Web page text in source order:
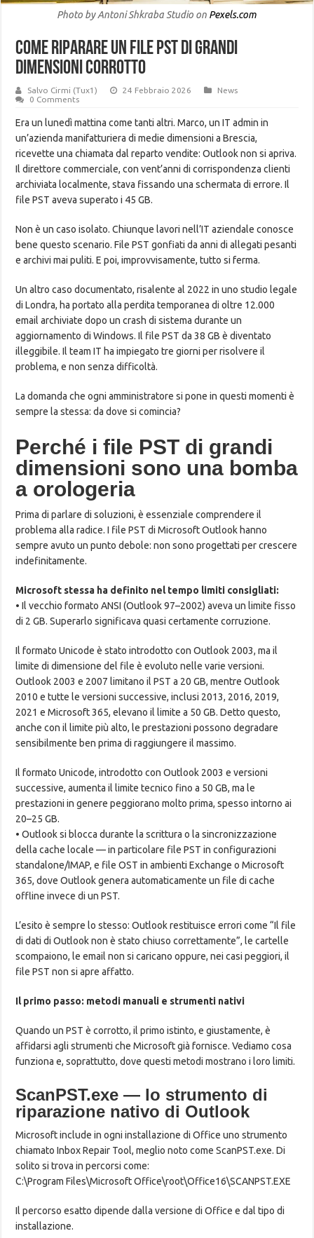
Photo by Antoni Shkraba Studio on Pexels.com
Come riparare un file PST di grandi
dimensioni corrotto
Salvo Cirmi (Tux1) 24 Febbraio 2026
News
0 Comments
Era un lunedì mattina come tanti altri. Marco, un IT admin in
un’azienda manifatturiera di medie dimensioni a Brescia,
ricevette una chiamata dal reparto vendite: Outlook non si apriva.
Il direttore commerciale, con vent’anni di corrispondenza clienti
archiviata localmente, stava fissando una schermata di errore. Il
file PST aveva superato i 45 GB.
Non è un caso isolato. Chiunque lavori nell’IT aziendale conosce
bene questo scenario. File PST gonfiati da anni di allegati pesanti
e archivi mai puliti. E poi, improvvisamente, tutto si ferma.
Un altro caso documentato, risalente al 2022 in uno studio legale
di Londra, ha portato alla perdita temporanea di oltre 12.000
email archiviate dopo un crash di sistema durante un
aggiornamento di Windows. Il file PST da 38 GB è diventato
illeggibile. Il team IT ha impiegato tre giorni per risolvere il
problema, e non senza difficoltà.
La domanda che ogni amministratore si pone in questi momenti è
sempre la stessa: da dove si comincia?
Perché i file PST di grandi
dimensioni sono una bomba
a orologeria
Prima di parlare di soluzioni, è essenziale comprendere il
problema alla radice. I file PST di Microsoft Outlook hanno
sempre avuto un punto debole: non sono progettati per crescere
indefinitamente.
Microsoft stessa ha definito nel tempo limiti consigliati:
• Il vecchio formato ANSI (Outlook 97–2002) aveva un limite fisso
di 2 GB. Superarlo significava quasi certamente corruzione.
Il formato Unicode è stato introdotto con Outlook 2003, ma il
limite di dimensione del file è evoluto nelle varie versioni.
Outlook 2003 e 2007 limitano il PST a 20 GB, mentre Outlook
2010 e tutte le versioni successive, inclusi 2013, 2016, 2019,
2021 e Microsoft 365, elevano il limite a 50 GB. Detto questo,
anche con il limite più alto, le prestazioni possono degradare
sensibilmente ben prima di raggiungere il massimo.
Il formato Unicode, introdotto con Outlook 2003 e versioni
successive, aumenta il limite tecnico fino a 50 GB, ma le
prestazioni in genere peggiorano molto prima, spesso intorno ai
20–25 GB.
• Outlook si blocca durante la scrittura o la sincronizzazione
della cache locale — in particolare file PST in configurazioni
standalone/IMAP, e file OST in ambienti Exchange o Microsoft
365, dove Outlook genera automaticamente un file di cache
offline invece di un PST.
L’esito è sempre lo stesso: Outlook restituisce errori come “Il file
di dati di Outlook non è stato chiuso correttamente”, le cartelle
scompaiono, le email non si caricano oppure, nei casi peggiori, il
file PST non si apre affatto.
Il primo passo: metodi manuali e strumenti nativi
Quando un PST è corrotto, il primo istinto, e giustamente, è
affidarsi agli strumenti che Microsoft già fornisce. Vediamo cosa
funziona e, soprattutto, dove questi metodi mostrano i loro limiti.
ScanPST.exe — lo strumento di
riparazione nativo di Outlook
Microsoft include in ogni installazione di Office uno strumento
chiamato Inbox Repair Tool, meglio noto come ScanPST.exe. Di
solito si trova in percorsi come:
C:\Program Files\Microsoft Office\root\Office16\SCANPST.EXE
Il percorso esatto dipende dalla versione di Office e dal tipo di
installazione.